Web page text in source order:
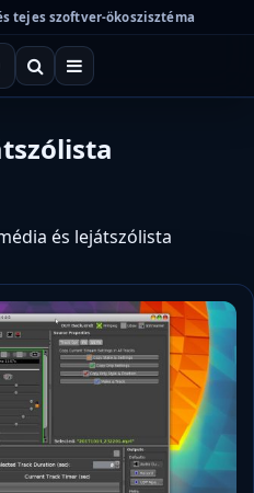
tejes szoftver-ökoszisztéma
és lejátszólista